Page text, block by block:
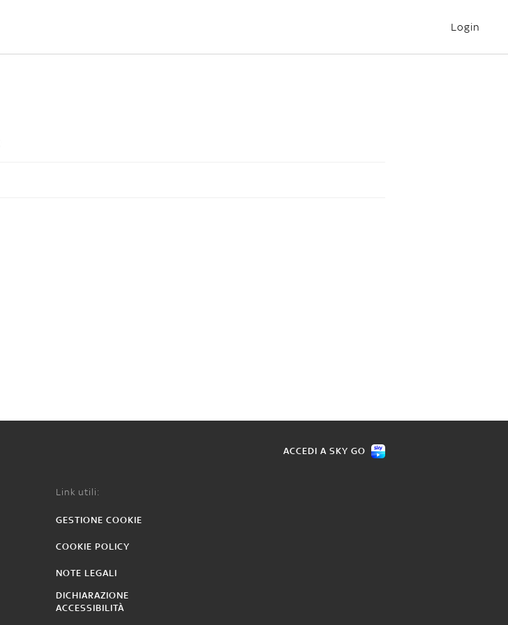
Login
ACCEDI A SKY GO
Link utili:
GESTIONE COOKIE
COOKIE POLICY
NOTE LEGALI
DICHIARAZIONE
ACCESSIBILITÀ